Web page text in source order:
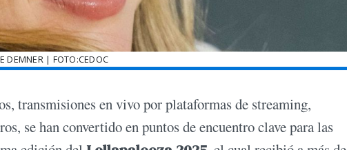
DEMNER | FOTO:CEDOC
transmisiones en vivo por plataformas de streaming,
se han convertido en puntos de encuentro clave para las